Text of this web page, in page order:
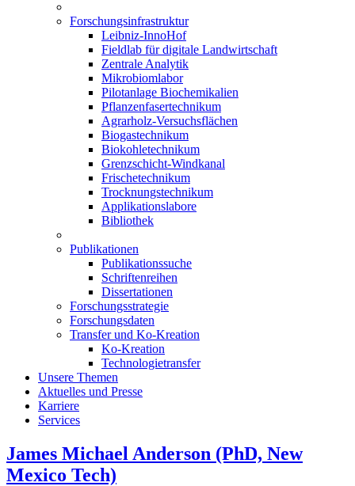
Forschungsinfrastruktur
Leibniz-InnoHof
Fieldlab für digitale Landwirtschaft
Zentrale Analytik
Mikrobiomlabor
Pilotanlage Biochemikalien
Pflanzenfasertechnikum
Agrarholz-Versuchsflächen
Biogastechnikum
Biokohletechnikum
Grenzschicht-Windkanal
Frischetechnikum
Trocknungstechnikum
Applikationslabore
Bibliothek
Publikationen
Publikationssuche
Schriftenreihen
Dissertationen
Forschungsstrategie
Forschungsdaten
Transfer und Ko-Kreation
Ko-Kreation
Technologietransfer
Unsere Themen
Aktuelles und Presse
Karriere
Services
James Michael Anderson (PhD, New
Mexico Tech)